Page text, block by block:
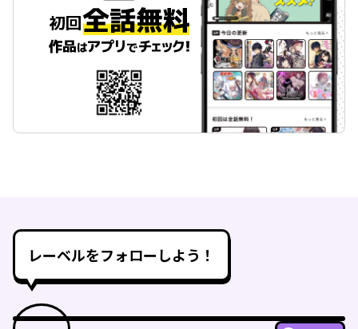
レーベルをフォローしよう！